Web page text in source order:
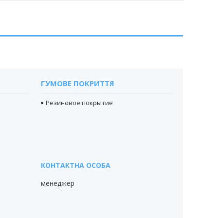
ГУМОВЕ ПОКРИТТЯ
Резиновое покрытие
менеджер